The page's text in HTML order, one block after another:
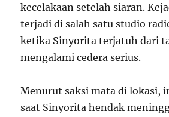
kecelakaan setelah siaran.
terjadi di salah satu studio
ketika Sinyorita terjatuh dari
mengalami cedera serius.
Menurut saksi mata di lokasi,
saat Sinyorita hendak